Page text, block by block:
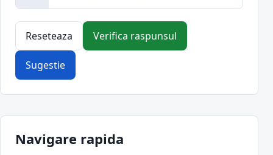
Reseteaza Verifica raspunsul
Sugestie
Navigare rapida